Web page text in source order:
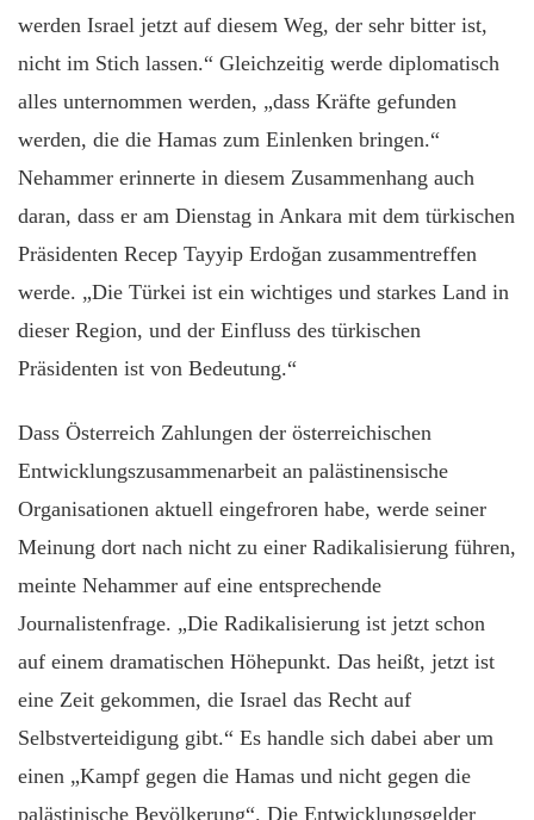
werden Israel jetzt auf diesem Weg, der sehr bitter ist,
nicht im Stich lassen.“ Gleichzeitig werde diplomatisch
alles unternommen werden, „dass Kräfte gefunden
werden, die die Hamas zum Einlenken bringen.“
Nehammer erinnerte in diesem Zusammenhang auch
daran, dass er am Dienstag in Ankara mit dem türkischen
Präsidenten Recep Tayyip Erdoğan zusammentreffen
werde. „Die Türkei ist ein wichtiges und starkes Land in
dieser Region, und der Einfluss des türkischen
Präsidenten ist von Bedeutung.“
Dass Österreich Zahlungen der österreichischen
Entwicklungszusammenarbeit an palästinensische
Organisationen aktuell eingefroren habe, werde seiner
Meinung dort nach nicht zu einer Radikalisierung führen,
meinte Nehammer auf eine entsprechende
Journalistenfrage. „Die Radikalisierung ist jetzt schon
auf einem dramatischen Höhepunkt. Das heißt, jetzt ist
eine Zeit gekommen, die Israel das Recht auf
Selbstverteidigung gibt.“ Es handle sich dabei aber um
einen „Kampf gegen die Hamas und nicht gegen die
palästinische Bevölkerung“. Die Entwicklungsgelder